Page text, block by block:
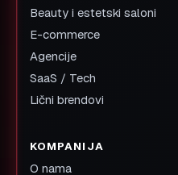
Beauty i estetski saloni
E-commerce
Agencije
SaaS / Tech
Lični brendovi
KOMPANIJA
O nama